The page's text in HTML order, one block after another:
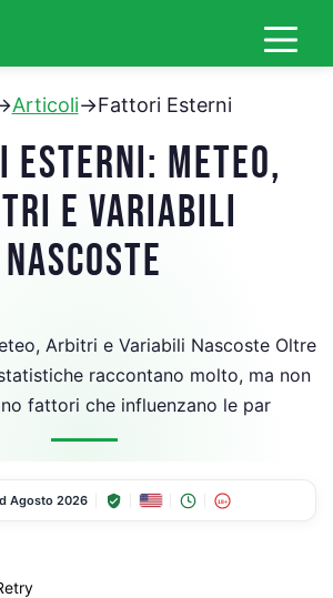
Articoli→Fattori Esterni
ESTERNI: METEO,
E VARIABILI
NASCOSTE
Arbitri e Variabili Nascoste Oltre
raccontano molto, ma non
fattori che influenzano le par
Agosto 2026 18+